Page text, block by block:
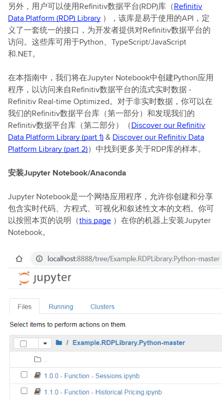
另外，用户可以使用Refinitiv数据平台(RDP)库（Refinitiv
Data Platform (RDP) Library ），该库是易于使用的API，定
义了一套统一的接口，为开发者提供对Refinitiv数据平台的
访问。这些库可用于Python、TypeScript/JavaScript
和.NET。
在本指南中，我们将在Jupyter Notebook中创建Python应用
程序，以访问来自Refinitiv数据平台的流式实时数据 -
Refinitiv Real-time Optimized。对于非实时数据，你可以在
我们的Refinitiv数据平台库（第一部分）和发现我们的
Refinitiv数据平台库（第二部分）（Discover our Refinitiv
Data Platform Library (part 1)& Discover our Refinitiv Data
Platform Library (part 2)）中找到更多关于RDP库的样本。
安装Jupyter Notebook/Anaconda
Jupyter Notebook是一个网络应用程序，允许你创建和分享
包含实时代码、方程式、可视化和叙述性文本的文档。你可
以按照本页的说明（this page ）在你的机器上安装Jupyter
Notebook。